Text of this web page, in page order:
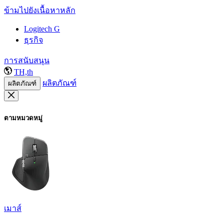
ข้ามไปยังเนื้อหาหลัก
Logitech G
ธุรกิจ
การสนับสนุน
TH,th
ผลิตภัณฑ์ ผลิตภัณฑ์
ตามหมวดหมู่
เมาส์